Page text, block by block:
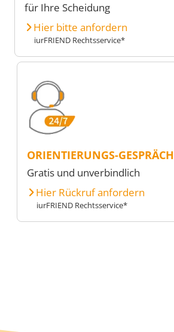
für Ihre Scheidung
Hier bitte anfordern
iurFRIEND Rechtsservice*
ORIENTIERUNGS-GESPRÄCH
Gratis und unverbindlich
Hier Rückruf anfordern
iurFRIEND Rechtsservice*